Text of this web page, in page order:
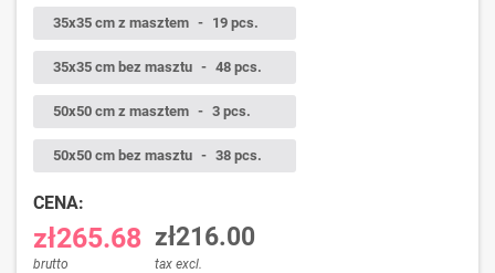
35x35 cm z masztem - 19 pcs.
35x35 cm bez masztu - 48 pcs.
50x50 cm z masztem - 3 pcs.
50x50 cm bez masztu - 38 pcs.
CENA:
zł265.68
brutto
zł216.00
tax excl.